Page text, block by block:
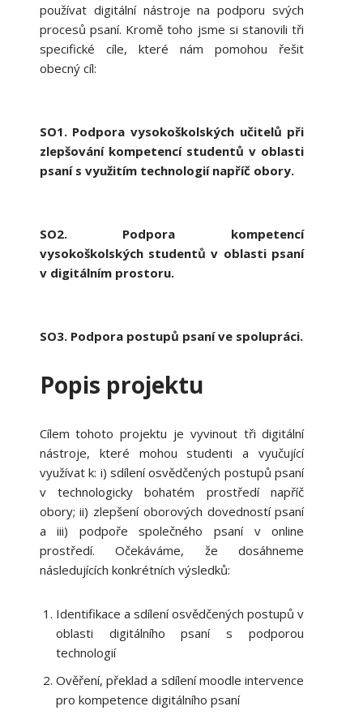
používat digitální nástroje na podporu svých
procesů psaní. Kromě toho jsme si stanovili tři
specifické cíle, které nám pomohou řešit
obecný cíl:
SO1. Podpora vysokoškolských učitelů při
zlepšování kompetencí studentů v oblasti
psaní s využitím technologií napříč obory.
SO2. Podpora kompetencí
vysokoškolských studentů v oblasti psaní
v digitálním prostoru.
SO3. Podpora postupů psaní ve spolupráci.
Popis projektu
Cílem tohoto projektu je vyvinout tři digitální
nástroje, které mohou studenti a vyučující
využívat k: i) sdílení osvědčených postupů psaní
v technologicky bohatém prostředí napříč
obory; ii) zlepšení oborových dovedností psaní
a iii) podpoře společného psaní v online
prostředí. Očekáváme, že dosáhneme
následujících konkrétních výsledků:
Identifikace a sdílení osvědčených postupů v
oblasti digitálního psaní s podporou
technologií
Ověření, překlad a sdílení moodle intervence
pro kompetence digitálního psaní